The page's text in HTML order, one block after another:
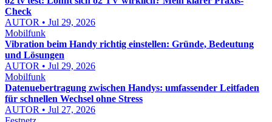
Check
AUTOR • Jul 29, 2026
Mobilfunk
Vibration beim Handy richtig einstellen: Gründe, Bedeutung
und Lösungen
AUTOR • Jul 29, 2026
Mobilfunk
Datenuebertragung zwischen Handys: umfassender Leitfaden
für schnellen Wechsel ohne Stress
AUTOR • Jul 27, 2026